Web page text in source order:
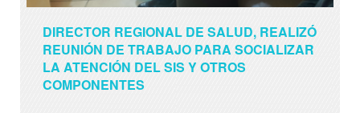
DIRECTOR REGIONAL DE SALUD, REALIZÓ
REUNIÓN DE TRABAJO PARA SOCIALIZAR
LA ATENCIÓN DEL SIS Y OTROS
COMPONENTES
DIRESA DIO INICIO A LA “SEMANA DE
VACUNACIÓN EN LAS AMÉRICAS: MADRE
DE DIOS - 2024”